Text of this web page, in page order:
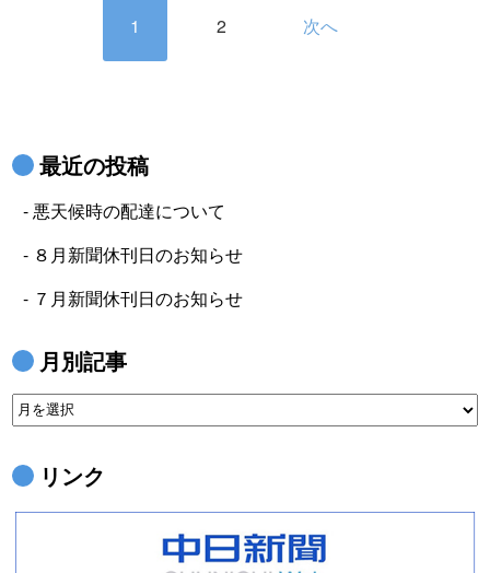
1 2 次へ
最近の投稿
悪天候時の配達について
８月新聞休刊日のお知らせ
７月新聞休刊日のお知らせ
月別記事
月
別
事
リンク